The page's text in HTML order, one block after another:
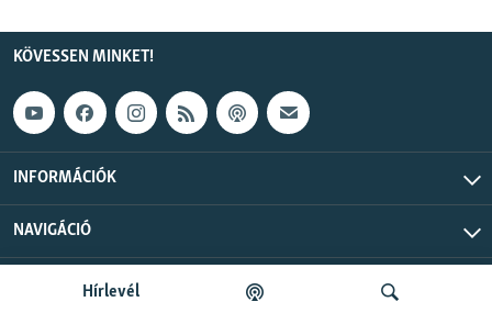
Hírlevél
KÖVESSEN MINKET!
INFORMÁCIÓK
NAVIGÁCIÓ
Szabad Európa © 2026 RFE/RL, Inc. Minden jog fenntartva.